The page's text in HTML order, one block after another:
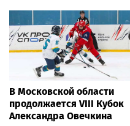
В Московской области
продолжается VIII Кубок
Александра Овечкина